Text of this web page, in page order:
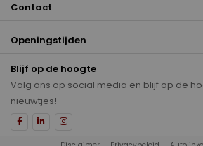
Contact
Openingstijden
Blijf op de hoogte
Volg ons op social media en blijf op de
nieuwtjes!